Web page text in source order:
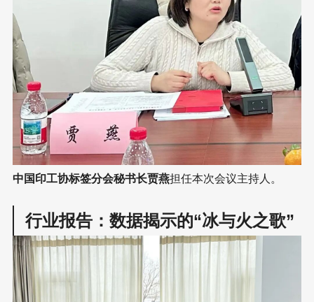
中国印工协标签分会秘书长贾燕担任本次会议主持人。
行业报告：数据揭示的“冰与火之歌”